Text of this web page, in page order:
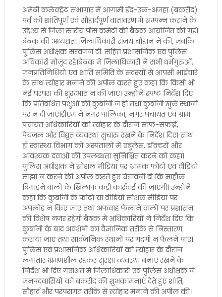
अमेठी कलेक्ट्रेट सभागार में आगामी ईद-उल-अजहा (बकरीद)
पर्व को शांतिपूर्ण एवं सौहार्दपूर्ण वातावरण में सम्पन्न कराने के
उद्देश्य से जिला स्तरीय पीस कमेटी की बैठक आयोजित की गई।
बैठक की अध्यक्षता जिलाधिकारी संजय चौहान ने की, जबकि
पुलिस अधीक्षक सरवणन टी. सहित प्रशासनिक एवं पुलिस
अधिकारी मौजूद रहे।बैठक में जिलाधिकारी ने सभी धर्मगुरुओं,
जनप्रतिनिधियों एवं शांति समिति के सदस्यों से आपसी भाईचारे
के साथ त्योहार मनाने की अपील करते हुए कहा कि किसी भी
नई परंपरा की शुरुआत न की जाए। उन्होंने स्पष्ट निर्देश दिए
कि प्रतिबंधित पशुओं की कुर्बानी न हो तथा कुर्बानी खुले स्थानों
पर न दी जाए।डीएम ने नगर पालिका, नगर पंचायत एवं ग्राम
पंचायत अधिकारियों को त्योहार के दौरान साफ-सफाई,
पेयजल और विद्युत व्यवस्था सुचारु रखने के निर्देश दिए। साथ
ही स्वास्थ्य विभाग को अस्पतालों में एंबुलेंस, डॉक्टरों और
आवश्यक दवाओं की उपलब्धता सुनिश्चित करने को कहा।
पुलिस अधीक्षक ने सोशल मीडिया पर भ्रामक फोटो एवं वीडियो
साझा न करने की अपील करते हुए चेतावनी दी कि माहौल
बिगाड़ने वालों के खिलाफ कड़ी कार्रवाई की जाएगी। उन्होंने
कहा कि कुर्बानी के फोटो या वीडियो सोशल मीडिया पर
अपलोड न किए जाएं तथा अफवाह फैलाने वालों पर प्रशासन
की विशेष नजर रहेगी।बैठक में अधिकारियों ने निर्देश दिए कि
कुर्बानी के बाद अवशेषों का वैज्ञानिक तरीके से निस्तारण
कराया जाए तथा सार्वजनिक स्थानों पर गंदगी न फैलने पाए।
पुलिस एवं प्रशासनिक अधिकारियों को त्योहार के दौरान
लगातार भ्रमणशील रहकर सुरक्षा व्यवस्था बनाए रखने के
निर्देश भी दिए गए।अंत में जिलाधिकारी एवं पुलिस अधीक्षक ने
जनपदवासियों को बकरीद की शुभकामनाएं देते हुए शांति,
सौहार्द और परंपरागत तरीके से त्योहार मनाने की अपील की।